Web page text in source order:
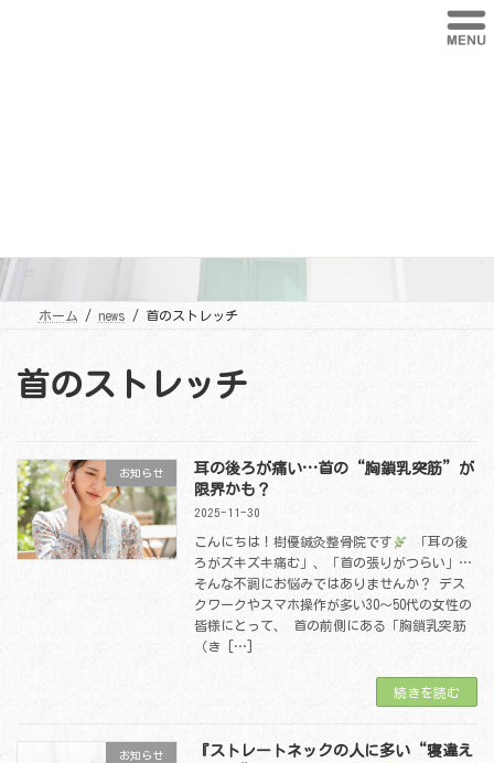
ホーム news 首のストレッチ
首のストレッチ
お知らせ
耳の後ろが痛い…首の“胸鎖乳突筋”が
限界かも？
2025-11-30
こんにちは！樹優鍼灸整骨院です
「耳の後
ろがズキズキ痛む」、「首の張りがつらい」…
そんな不調にお悩みではありませんか？ デス
クワークやスマホ操作が多い30〜50代の女性の
皆様にとって、 首の前側にある「胸鎖乳突筋
（き […]
続きを読む
お知らせ
『ストレートネックの人に多い“寝違え